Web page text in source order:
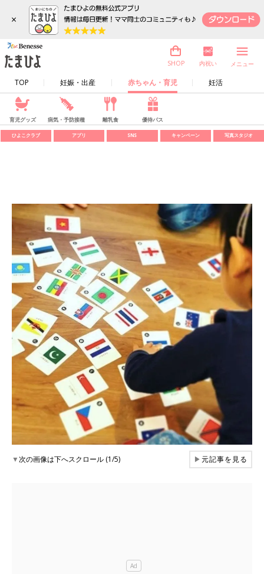
×
TOP 妊娠・出産 赤ちゃん・育児 妊活
SHOP 内祝い メニュー
育児グッズ 病気・予防接種 離乳食 優待パス
ひよこクラブ アプリ SNS キャンペーン 写真スタジオ
▼次の画像は下へスクロール (1/5) ▶元記事を見る